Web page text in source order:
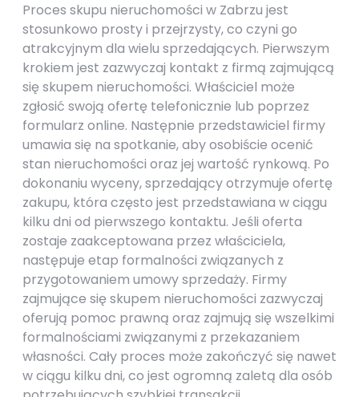
Proces skupu nieruchomości w Zabrzu jest
stosunkowo prosty i przejrzysty, co czyni go
atrakcyjnym dla wielu sprzedających. Pierwszym
krokiem jest zazwyczaj kontakt z firmą zajmującą
się skupem nieruchomości. Właściciel może
zgłosić swoją ofertę telefonicznie lub poprzez
formularz online. Następnie przedstawiciel firmy
umawia się na spotkanie, aby osobiście ocenić
stan nieruchomości oraz jej wartość rynkową. Po
dokonaniu wyceny, sprzedający otrzymuje ofertę
zakupu, która często jest przedstawiana w ciągu
kilku dni od pierwszego kontaktu. Jeśli oferta
zostaje zaakceptowana przez właściciela,
następuje etap formalności związanych z
przygotowaniem umowy sprzedaży. Firmy
zajmujące się skupem nieruchomości zazwyczaj
oferują pomoc prawną oraz zajmują się wszelkimi
formalnościami związanymi z przekazaniem
własności. Cały proces może zakończyć się nawet
w ciągu kilku dni, co jest ogromną zaletą dla osób